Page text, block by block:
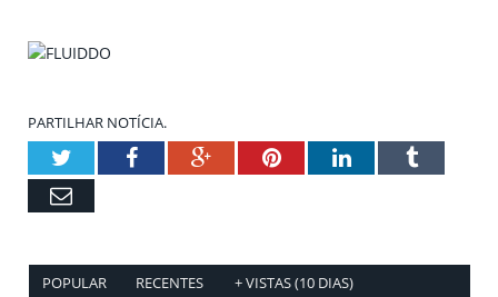
PARTILHAR NOTÍCIA.
TwitterFacebookGoogle+PinterestLinkedInTumblr
Email
POPULAR RECENTES + VISTAS (10 DIAS)